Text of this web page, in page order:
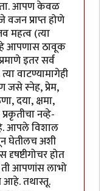
आपण केवळ
प्राप्त होणे
महत्व (त्या
हे आपणास ठावूक
इतर सर्व
वाटण्यामागेही
जसे स्नेह, प्रेम,
दया, क्षमा,
नव्हे-
आपले विशाल
घेतीलच अशी
होत
आपणांस लाभो
आहे. तथास्तू.